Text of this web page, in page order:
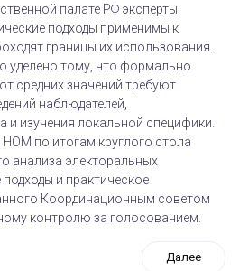
палате РФ эксперты
подходы применимы к
границы их использования.
уделено тому, что формально
средних значений требуют
наблюдателей,
и изучения локальной специфики.
НОМ по итогам круглого стола
анализа электоральных
и практическое
Координационным советом
контролю за голосованием.
Далее